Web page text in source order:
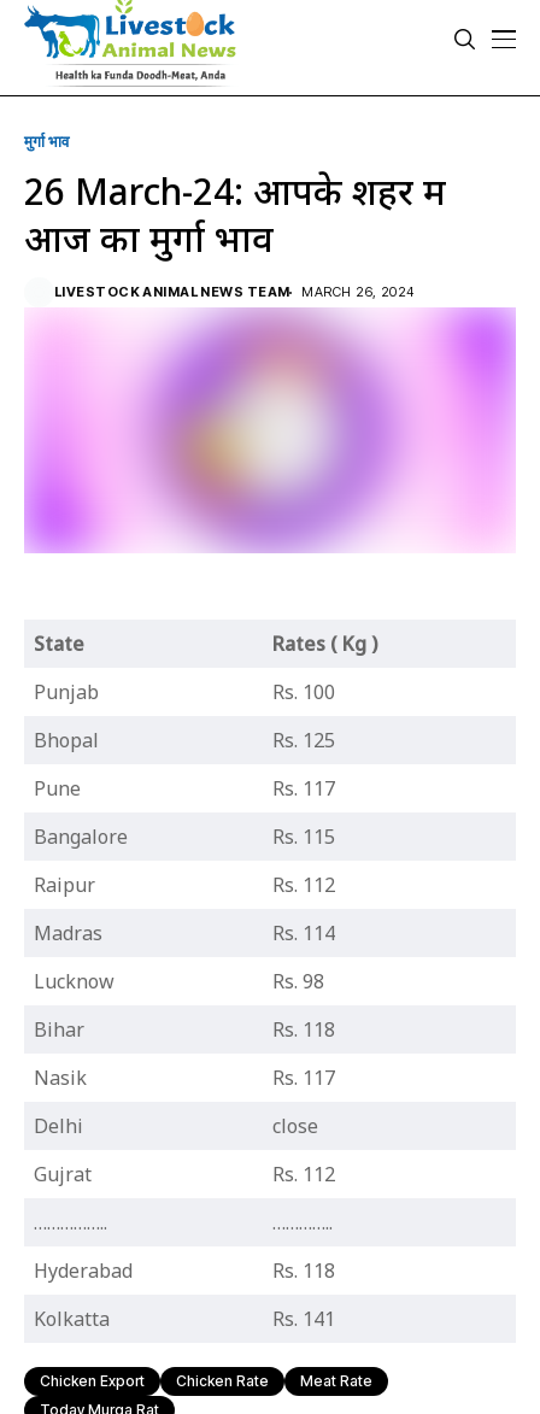
मुर्गा भाव
26 March-24: आपके शहर में
आज का मुर्गा भाव
LIVESTOCK ANIMAL NEWS TEAM MARCH 26, 2024
State
Rates ( Kg )
Punjab
Rs. 100
Bhopal
Rs. 125
Pune
Rs. 117
Bangalore
Rs. 115
Raipur
Rs. 112
Madras
Rs. 114
Lucknow
Rs. 98
Bihar
Rs. 118
Nasik
Rs. 117
Delhi
close
Gujrat
Rs. 112
……………..
…………..
Hyderabad
Rs. 118
Kolkatta
Rs. 141
Chicken Export Chicken Rate
Meat Rate
Today Murga Rat